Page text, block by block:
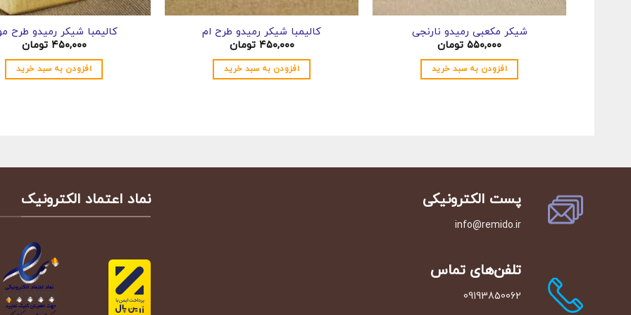
شیکر مکعبی رمیدو نارنجی
۵۵۰,۰۰۰ تومان
افزودن به سبد خرید
کالیمبا شیکر رمیدو طرح ام
۴۵۰,۰۰۰ تومان
افزودن به سبد خرید
کالیمبا شیکر رمیدو طرح
۴۵۰,۰۰۰ تومان
افزودن به سبد خرید
پست الکترونیکی
info@remido.ir
تلفن‌‌های تماس
09193850062
نماد اعتماد الکترونیک